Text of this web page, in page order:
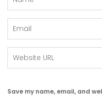
Save my name, email, and